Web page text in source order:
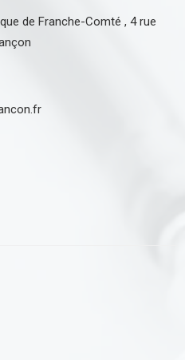
de Franche-Comté , 4 rue